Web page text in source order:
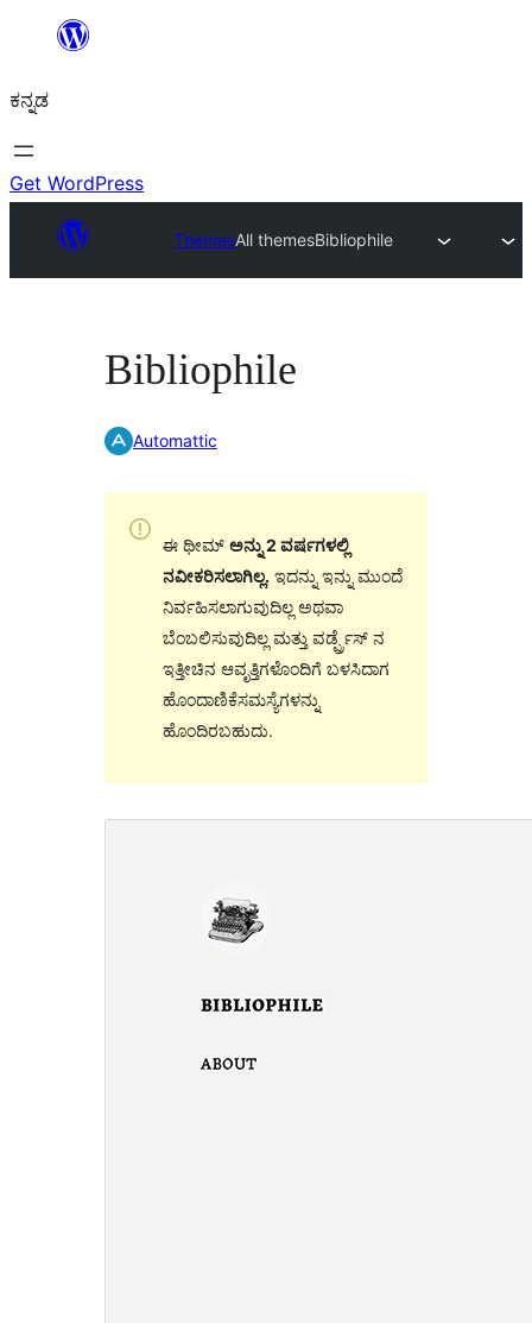
ವಿಷಯಕ್ಕೆ
ಕನ್ನಡ
Get WordPress
ThemesAll themesBibliophile
Bibliophile
Automattic
ಈ ಥೀಮ್ ಅನ್ನು 2 ವರ್ಷಗಳಲ್ಲಿ
ನವೀಕರಿಸಲಾಗಿಲ್ಲ. ಇದನ್ನು ಇನ್ನು ಮುಂದೆ
ನಿರ್ವಹಿಸಲಾಗುವುದಿಲ್ಲ ಅಥವಾ
ಬೆಂಬಲಿಸುವುದಿಲ್ಲ ಮತ್ತು ವರ್ಡ್ಪ್ರೆಸ್ ನ
ಇತ್ತೀಚಿನ ಆವೃತ್ತಿಗಳೊಂದಿಗೆ ಬಳಸಿದಾಗ
ಹೊಂದಾಣಿಕೆಸಮಸ್ಯೆಗಳನ್ನು
ಹೊಂದಿರಬಹುದು.